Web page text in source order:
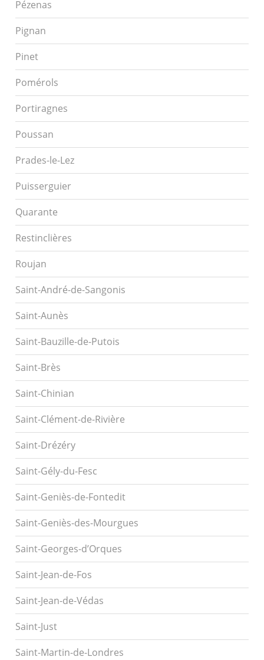
Pézenas
Pignan
Pinet
Pomérols
Portiragnes
Poussan
Prades-le-Lez
Puisserguier
Quarante
Restinclières
Roujan
Saint-André-de-Sangonis
Saint-Aunès
Saint-Bauzille-de-Putois
Saint-Brès
Saint-Chinian
Saint-Clément-de-Rivière
Saint-Drézéry
Saint-Gély-du-Fesc
Saint-Geniès-de-Fontedit
Saint-Geniès-des-Mourgues
Saint-Georges-d’Orques
Saint-Jean-de-Fos
Saint-Jean-de-Védas
Saint-Just
Saint-Martin-de-Londres